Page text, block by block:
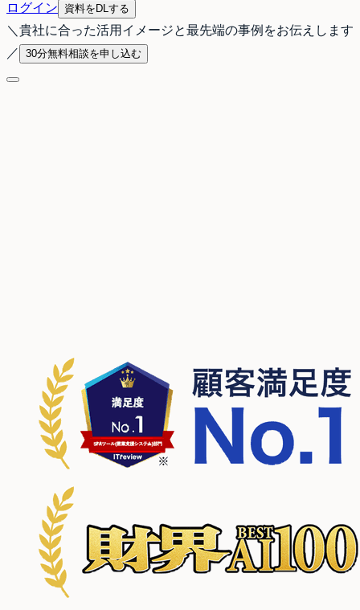
ログイン
資料をDLする
＼ 貴社に合った活用イメージと最先端の事例をお伝えします
／
30分無料相談を申し込む